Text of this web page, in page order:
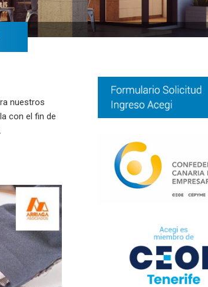
nuestros
con el fin de
Barra
lateral
principal